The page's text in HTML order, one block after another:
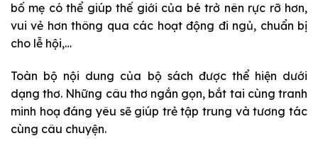
bố mẹ có thể giúp thế giới của bé trở nên rực rỡ hơn,
vui vẻ hơn thông qua các hoạt động đi ngủ, chuẩn bị
cho lễ hội,…
Toàn bộ nội dung của bộ sách được thể hiện dưới
dạng thơ. Những câu thơ ngắn gọn, bắt tai cùng tranh
minh hoạ đáng yêu sẽ giúp trẻ tập trung và tương tác
cùng câu chuyện.